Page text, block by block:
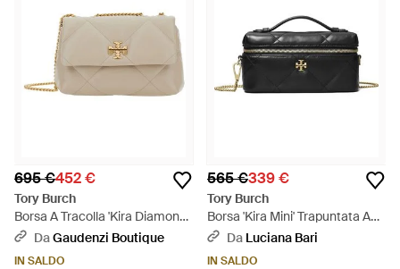
695 €452 €
Tory Burch
Borsa A Tracolla 'Kira Diamond'
Con Logo Doppia T - Neutro
DaGaudenzi Boutique
IN SALDO
565 €339 €
Tory Burch
Borsa 'Kira Mini' Trapuntata A
Diamante - Nero
Da Luciana Bari
IN SALDO